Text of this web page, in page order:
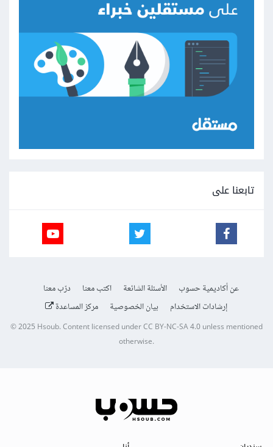
تابعنا على
عن أكاديمية حسوب الأسئلة الشائعة اكتب معنا
درّب معنا
إرشادات الاستخدام
بيان الخصوصية مركز المساعدة
© 2025Hsoub.Content licensed underCC BY-NC-SA 4.0unless mentioned
otherwise.